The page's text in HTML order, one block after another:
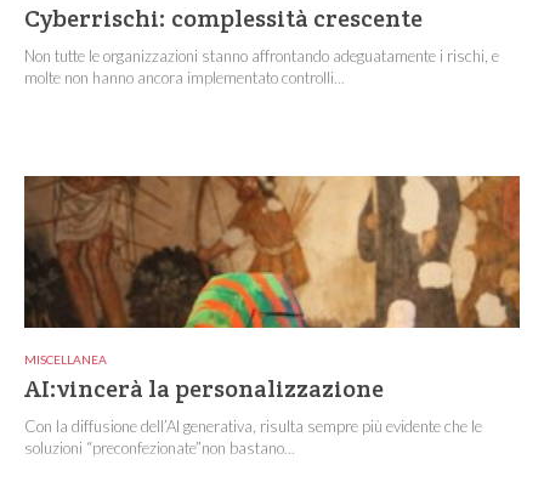
Cyberrischi: complessità crescente
Non tutte le organizzazioni stanno affrontando adeguatamente i rischi, e
molte non hanno ancora implementato controlli...
MISCELLANEA
AI:vincerà la personalizzazione
Con la diffusione dell’AI generativa, risulta sempre più evidente che le
soluzioni “preconfezionate”non bastano...